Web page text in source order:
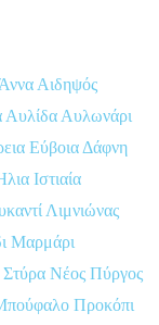
Αιδηψός
Αυλίδα Αυλωνάρι
Εύβοια Δάφνη
Ιστιαία
Λιμνιώνας
Μαρμάρι
Νέος Πύργος
Προκόπι